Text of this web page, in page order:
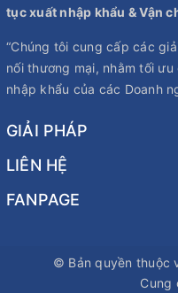
tục xuất nhập khẩu & Vận
“Chúng tôi cung cấp các
nối thương mại, nhằm tối
nhập khẩu của các Doanh
GIẢI PHÁP
LIÊN HỆ
FANPAGE
© Bản quyền thuộc
Cung